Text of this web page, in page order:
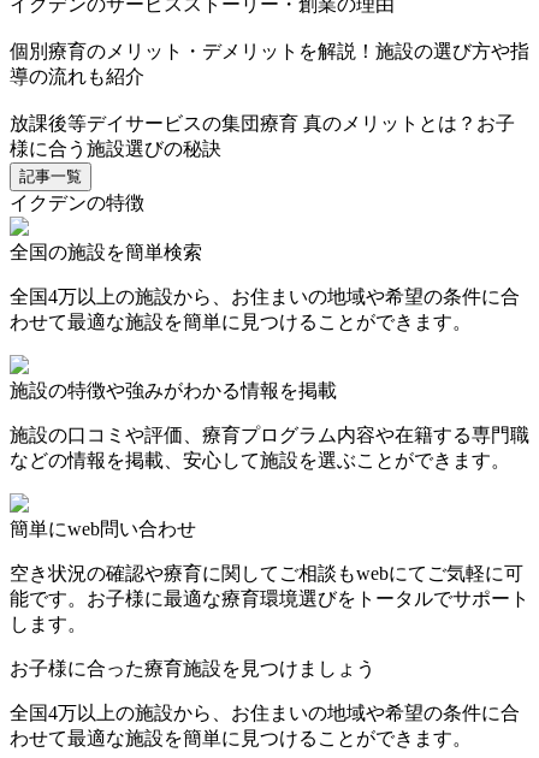
個別療育のメリット・デメリットを解説！施設の選び方や指
導の流れも紹介
放課後等デイサービスの集団療育 真のメリットとは？お子
様に合う施設選びの秘訣
記事一覧
イクデンの特徴
全国の施設を簡単検索
全国4万以上の施設から、お住まいの地域や希望の条件に合
わせて最適な施設を簡単に見つけることができます。
施設の特徴や強みがわかる情報を掲載
施設の口コミや評価、療育プログラム内容や在籍する専門職
などの情報を掲載、安心して施設を選ぶことができます。
簡単にweb問い合わせ
空き状況の確認や療育に関してご相談もwebにてご気軽に可
能です。お子様に最適な療育環境選びをトータルでサポート
します。
お子様に合った療育施設を見つけましょう
全国4万以上の施設から、お住まいの地域や希望の条件に合
わせて最適な施設を簡単に見つけることができます。